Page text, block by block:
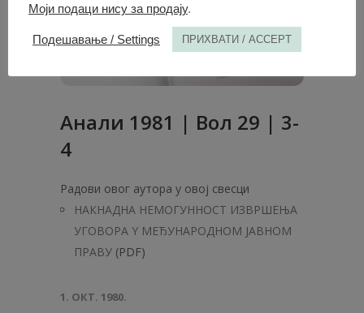
Анaли 1981 | Вол 29 | 3-
4
Радови овог аутора у овој свесци
НАКНАДНА НЕМОГУННОСТ ИЗВРШЕЊА
УГОВОРА Y МЕЂУНАРОДНОМ ЈАВНОМ
ПРАВУ (PDF)
1. ОКТ. 1980.
Моји подаци нису за продају.
Подешавање / Settings ПРИХВАТИ / ACCEPT